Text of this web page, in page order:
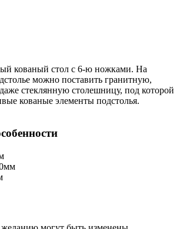
кованый стол с 6-ю ножками. На
можно поставить гранитную,
стеклянную столешницу, под которой
кованые элементы подстолья.